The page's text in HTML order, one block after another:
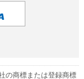
の商標または登録商標